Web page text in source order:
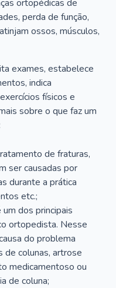
ortopédicas de
perda de função,
ossos, músculos,
exames, estabelece
indica
físicos e
sobre o que faz um
de fraturas,
ser causadas por
durante a prática
etc.;
dos principais
ortopedista. Nesse
do problema
de colunas, artrose
medicamentoso ou
de coluna;